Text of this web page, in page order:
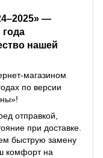
нашей
магазином
по версии
отправкой,
при доставке.
быструю замену
комфорт на